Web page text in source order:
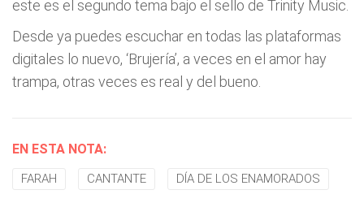
este es el segundo tema bajo el sello de Trinity Music.
Desde ya puedes escuchar en todas las plataformas
digitales lo nuevo, ‘Brujería’, a veces en el amor hay
trampa, otras veces es real y del bueno.
EN ESTA NOTA:
FARAH CANTANTE DÍA DE LOS ENAMORADOS